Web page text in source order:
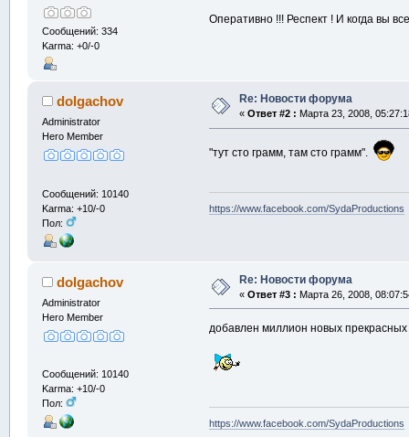
Сообщений: 334
Karma: +0/-0
Оперативно !!! Респект ! И когда вы
dolgachov
Administrator
Hero Member
Сообщений: 10140
Karma: +10/-0
Пол:
Re: Новости форума
« Ответ #2 : Марта 23, 2008,
"тут сто грамм, там сто грамм".
https://www.facebook.com/SydaProductions
dolgachov
Administrator
Hero Member
Сообщений: 10140
Karma: +10/-0
Пол:
Re: Новости форума
« Ответ #3 : Марта 26, 2008,
добавлен миллион новых
https://www.facebook.com/SydaProductions